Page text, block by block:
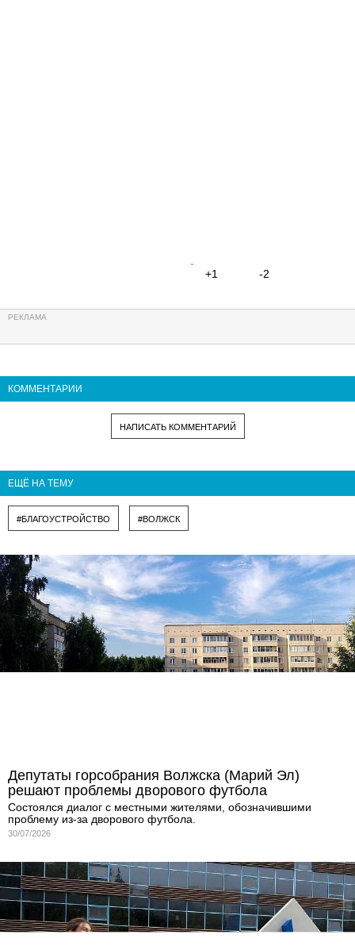
+1 -2
КОММЕНТАРИИ
НАПИСАТЬ КОММЕНТАРИЙ
ЕЩЁ НА ТЕМУ
#БЛАГОУСТРОЙСТВО #ВОЛЖСК
Депутаты горсобрания Волжска (Марий Эл)
решают проблемы дворового футбола
Состоялся диалог с местными жителями, обозначившими
проблему из-за дворового футбола.
30/07/2026